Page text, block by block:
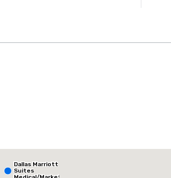
Dallas Marriott
Suites